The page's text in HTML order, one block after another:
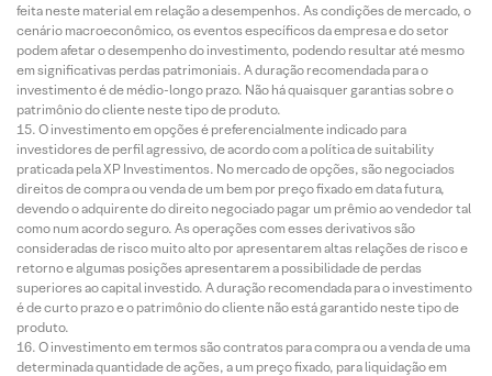
feita neste material em relação a desempenhos. As condições de mercado, o
cenário macroeconômico, os eventos específicos da empresa e do setor
podem afetar o desempenho do investimento, podendo resultar até mesmo
em significativas perdas patrimoniais. A duração recomendada para o
investimento é de médio-longo prazo. Não há quaisquer garantias sobre o
patrimônio do cliente neste tipo de produto.
O investimento em opções é preferencialmente indicado para
investidores de perfil agressivo, de acordo com a política de suitability
praticada pela XP Investimentos. No mercado de opções, são negociados
direitos de compra ou venda de um bem por preço fixado em data futura,
devendo o adquirente do direito negociado pagar um prêmio ao vendedor tal
como num acordo seguro. As operações com esses derivativos são
consideradas de risco muito alto por apresentarem altas relações de risco e
retorno e algumas posições apresentarem a possibilidade de perdas
superiores ao capital investido. A duração recomendada para o investimento
é de curto prazo e o patrimônio do cliente não está garantido neste tipo de
produto.
O investimento em termos são contratos para compra ou a venda de uma
determinada quantidade de ações, a um preço fixado, para liquidação em